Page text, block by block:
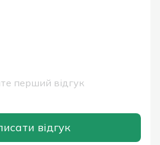
перший відгук
відгук